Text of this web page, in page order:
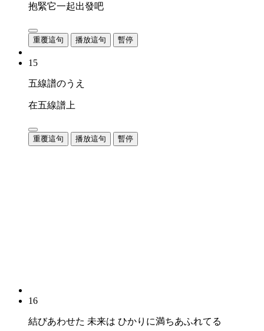
抱緊它一起出發吧
重覆這句 播放這句 暫停
15
五線譜のうえ
在五線譜上
重覆這句 播放這句 暫停
16
結びあわせた 未来は ひかりに満ちあふれてる